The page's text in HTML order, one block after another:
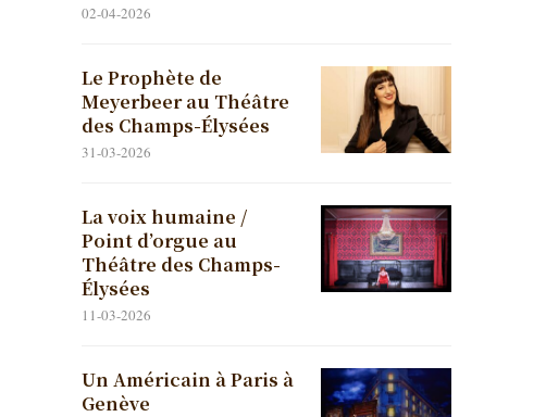
02-04-2026
Le Prophète de
Meyerbeer au Théâtre
des Champs-Élysées
31-03-2026
La voix humaine /
Point d’orgue au
Théâtre des Champs-
Élysées
11-03-2026
Un Américain à Paris à
Genève